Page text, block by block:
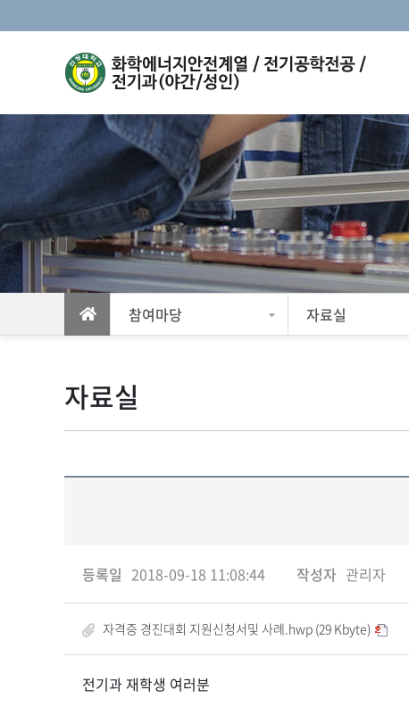
참여마당 자료실
자료실
등록일 2018-09-18 11:08:44 작성자 관리자
자격증 경진대회 지원신청서및 사례.hwp (29 Kbyte)
전기과 재학생 여러분